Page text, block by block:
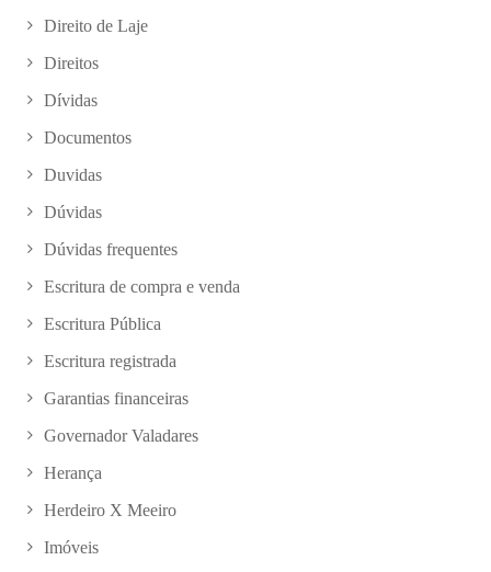
Direito de Laje
Direitos
Dívidas
Documentos
Duvidas
Dúvidas
Dúvidas frequentes
Escritura de compra e venda
Escritura Pública
Escritura registrada
Garantias financeiras
Governador Valadares
Herança
Herdeiro X Meeiro
Imóveis